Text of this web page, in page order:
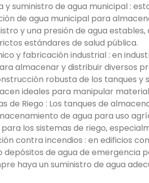
y suministro de agua municipal :
de agua municipal para
y una presión de agua
estándares de salud pública.
y fabricación industrial : en
almacenar y distribuir diversos
robusta de los tanques
ideales para manipular
de Riego : Los tanques de
de agua para uso
los sistemas de riego,
contra incendios : en edificios
depósitos de agua de emergencia
haya un suministro de agua